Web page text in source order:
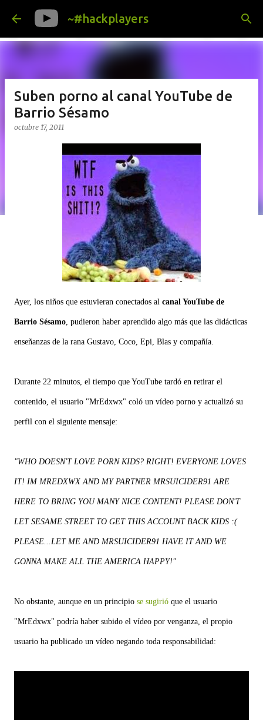
Ir al contenido principal
~#hackplayers
Suben porno al canal YouTube de
Barrio Sésamo
octubre 17, 2011
Ayer, los niños que estuvieran conectados al canal YouTube de
Barrio Sésamo, pudieron haber aprendido algo más que las didácticas
enseñanzas de la rana Gustavo, Coco, Epi, Blas y compañía.
Durante 22 minutos, el tiempo que YouTube tardó en retirar el
contenido, el usuario "MrEdxwx" coló un vídeo porno y actualizó su
perfil con el siguiente mensaje:
"WHO DOESN'T LOVE PORN KIDS? RIGHT! EVERYONE LOVES
IT! IM MREDXWX AND MY PARTNER MRSUICIDER91 ARE
HERE TO BRING YOU MANY NICE CONTENT! PLEASE DON'T
LET SESAME STREET TO GET THIS ACCOUNT BACK KIDS :(
PLEASE...LET ME AND MRSUICIDER91 HAVE IT AND WE
GONNA MAKE ALL THE AMERICA HAPPY!"
No obstante, aunque en un principio se sugirió que el usuario
"MrEdxwx" podría haber subido el vídeo por venganza, el propio
usuario ha publicado un vídeo negando toda responsabilidad: